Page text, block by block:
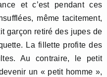
et c’est pendant ces
même tacitement,
garçon retiré des jupes de
La fillette profite des
Au contraire, le petit
un « petit homme »,